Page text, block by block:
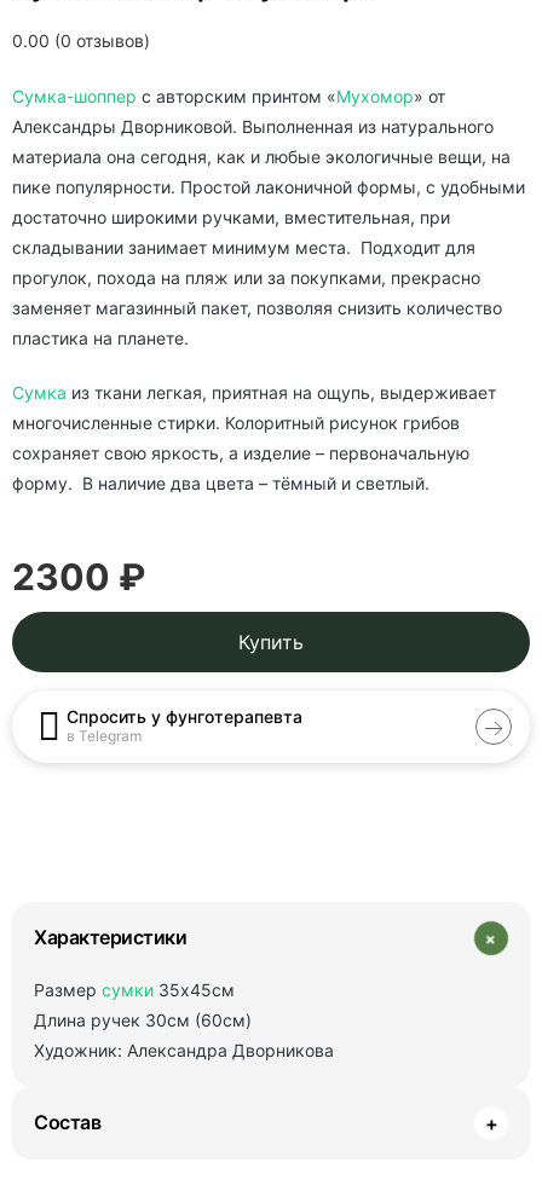
0.00 (0 отзывов)
Сумка-шоппер с авторским принтом «Мухомор» от
Александры Дворниковой. Выполненная из натурального
материала она сегодня, как и любые экологичные вещи, на
пике популярности. Простой лаконичной формы, с удобными
достаточно широкими ручками, вместительная, при
складывании занимает минимум места. Подходит для
прогулок, похода на пляж или за покупками, прекрасно
заменяет магазинный пакет, позволяя снизить количество
пластика на планете.
Сумка из ткани легкая, приятная на ощупь, выдерживает
многочисленные стирки. Колоритный рисунок грибов
сохраняет свою яркость, а изделие – первоначальную
форму. В наличие два цвета – тёмный и светлый.
2300 ₽
Купить
Спросить у фунготерапевта
в Telegram
Характеристики +
Размер сумки 35х45см
Длина ручек 30см (60см)
Художник: Александра Дворникова
Состав +